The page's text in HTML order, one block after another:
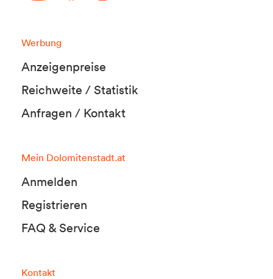
Werbung
Anzeigenpreise
Reichweite / Statistik
Anfragen / Kontakt
Mein Dolomitenstadt.at
Anmelden
Registrieren
FAQ & Service
Kontakt